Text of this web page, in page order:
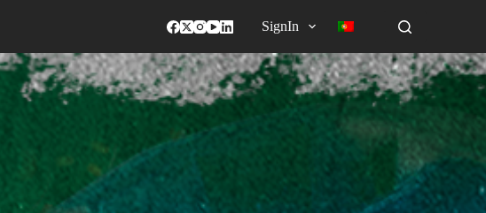
SignIn